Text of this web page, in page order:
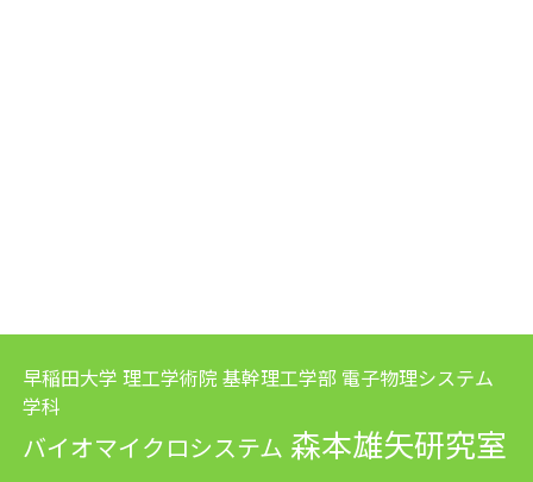
早稲田大学 理工学術院 基幹理工学部 電子物理システム
学科
バイオマイクロシステム 森本雄矢研究室